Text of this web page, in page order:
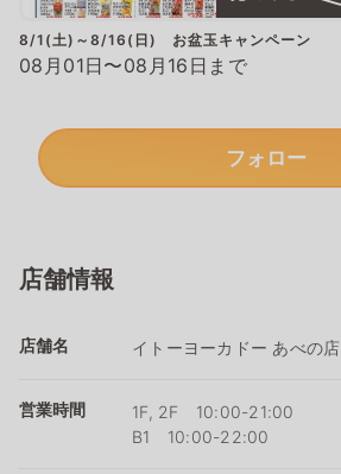
8/1(土)～8/16(日) お盆玉キャンペーン
08月01日〜08月16日まで
フォロー
店舗情報
店舗名 イトーヨーカドー あべの店
営業時間
1F, 2F 10:00-21:00
B1 10:00-22:00